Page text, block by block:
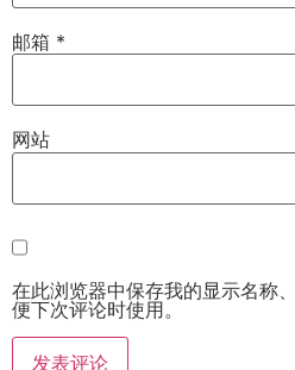
邮箱 *
网站
在此浏览器中保存我的显示名称
便下次评论时使用。